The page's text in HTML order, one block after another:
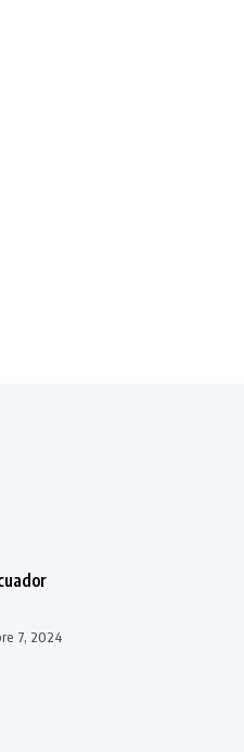
7, 2024